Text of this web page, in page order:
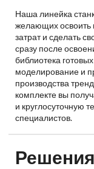
Наша линейка
желающих освоить
затрат и сделать
сразу после
библиотека
моделирование и
производства
комплекте вы
и круглосуточную
специалистов.